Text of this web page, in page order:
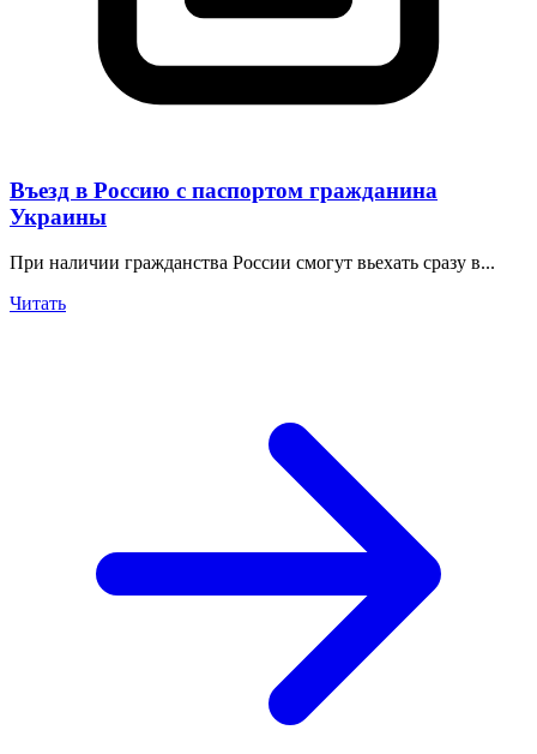
Въезд в Россию с паспортом гражданина
Украины
При наличии гражданства России смогут вьехать сразу в...
Читать